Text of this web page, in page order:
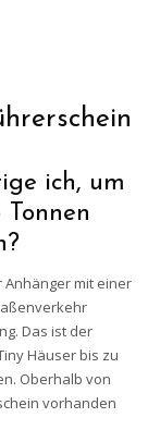
ich, um
Anhänger mit einer
Das ist der
Häuser bis zu
Oberhalb von
vorhanden